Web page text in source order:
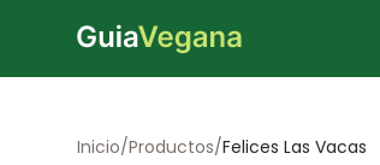
Inicio/Productos/Felices Las Vacas